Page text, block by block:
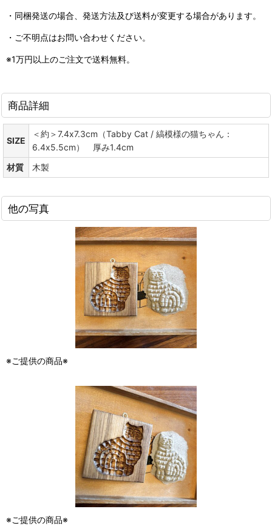
・同梱発送の場合、発送方法及び送料が変更する場合があります。
・ご不明点はお問い合わせください。
※1万円以上のご注文で送料無料。
商品詳細
SIZE
＜約＞7.4x7.3cm（Tabby Cat / 縞模様の猫ちゃん：
6.4x5.5cm） 厚み1.4cm
材質
木製
他の写真
※ご提供の商品※
※ご提供の商品※